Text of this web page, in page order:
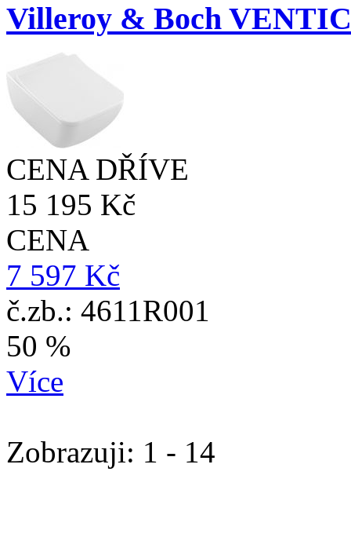
Villeroy & Boch
CENA DŘÍVE
15 195 Kč
CENA
7 597 Kč
č.zb.: 4611R001
50 %
Více
Zobrazuji: 1 - 14